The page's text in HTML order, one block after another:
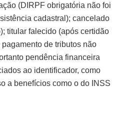
(DIRPF obrigatória não foi
cadastral); cancelado
titular falecido (após certidão
de tributos não
pendência financeira
ao identificador, como
a benefícios como o do INSS